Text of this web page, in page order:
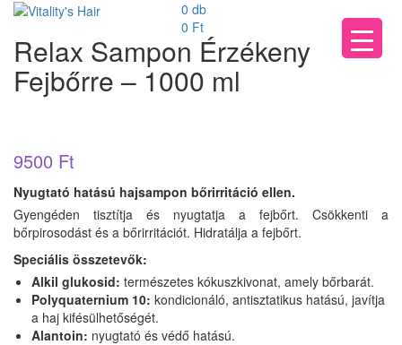
0 db
0 Ft
Relax Sampon Érzékeny
Fejbőrre – 1000 ml
9500 Ft
Nyugtató hatású hajsampon bőrirritáció ellen.
Gyengéden tisztítja és nyugtatja a fejbőrt. Csökkenti a
bőrpirosodást és a bőrirritációt. Hidratálja a fejbőrt.
Speciális összetevők:
Alkil glukosid: természetes kókuszkivonat, amely bőrbarát.
Polyquaternium 10: kondicionáló, antisztatikus hatású, javítja
a haj kifésülhetőségét.
Alantoin: nyugtató és védő hatású.